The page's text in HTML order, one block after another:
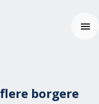
borgere